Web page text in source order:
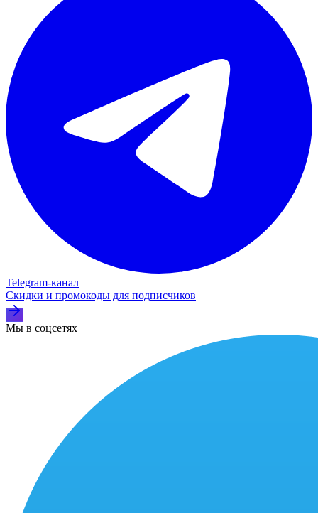
Telegram‑канал
Скидки и промокоды для подписчиков
Мы в соцсетях